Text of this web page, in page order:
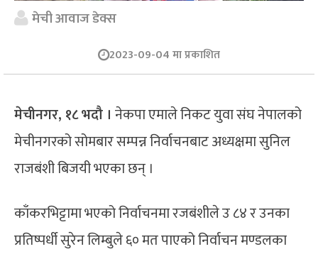
मेची आवाज डेक्स
2023-09-04 मा प्रकाशित
मेचीनगर, १८ भदौ । नेकपा एमाले निकट युवा संघ नेपालको
मेचीनगरको सोमबार सम्पन्न निर्वाचनबाट अध्यक्षमा सुनिल
राजबंशी बिजयी भएका छन् ।
काँकरभिट्टामा भएको निर्वाचनमा रजबंशीले उ ८४ र उनका
प्रतिष्पर्धी सुरेन लिम्बुले ६० मत पाएको निर्वाचन मण्डलका